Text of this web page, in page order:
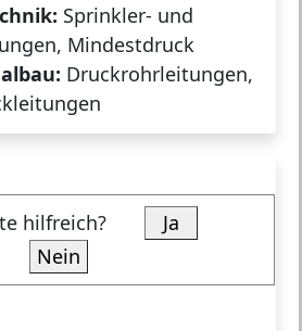
Sprinkler- und
Mindestdruck
Druckrohrleitungen,
hilfreich?
Ja
Nein